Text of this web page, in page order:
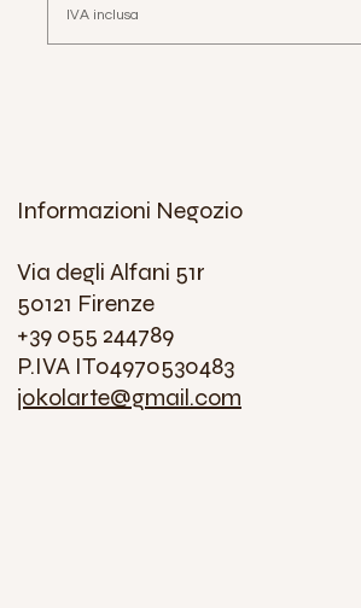
IVA inclusa
Informazioni Negozio
Via degli Alfani 51r
50121 Firenze
+39 055 244789
P.IVA IT04970530483
jokolarte@gmail.com